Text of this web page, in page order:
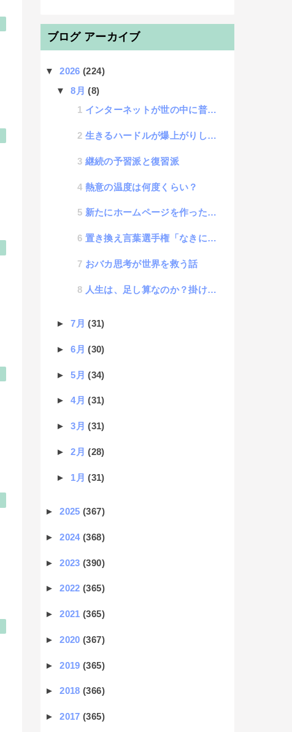
ブログ アーカイブ
▼2026(224)
▼8月(8)
インターネットが世の中に普及するほど増える情報弱者の話
生きるハードルが爆上がりしている話
継続の予習派と復習派
熱意の温度は何度くらい？
新たにホームページを作ったら客がどんどん来ると思ってしまう心理効果に名称があった
置き換え言葉選手権「なきにしもあらず」
おバカ思考が世界を救う話
人生は、足し算なのか？掛け算なのか？
►7月(31)
►6月(30)
►5月(34)
►4月(31)
►3月(31)
►2月(28)
► 1月(31)
►2025(367)
►2024(368)
►2023(390)
►2022(365)
►2021(365)
►2020(367)
►2019(365)
►2018(366)
►2017(365)